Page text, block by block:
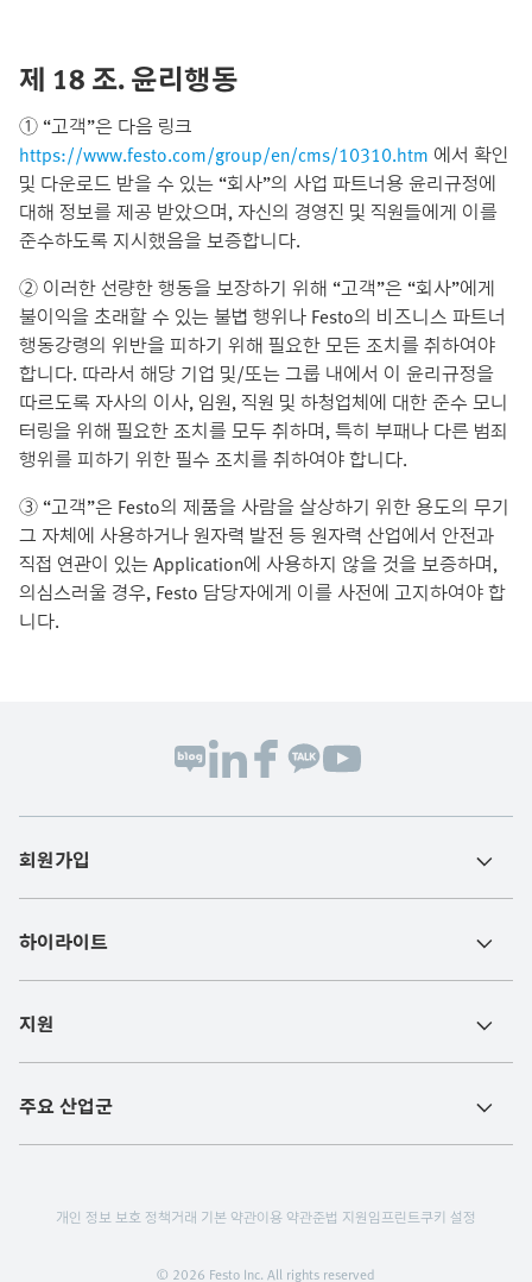
제 18 조. 윤리행동
① “고객”은 다음 링크
https://www.festo.com/group/en/cms/10310.htm 에서 확인
및 다운로드 받을 수 있는 “회사”의 사업 파트너용 윤리규정에
대해 정보를 제공 받았으며, 자신의 경영진 및 직원들에게 이를
준수하도록 지시했음을 보증합니다.
② 이러한 선량한 행동을 보장하기 위해 “고객”은 “회사”에게
불이익을 초래할 수 있는 불법 행위나 Festo의 비즈니스 파트너
행동강령의 위반을 피하기 위해 필요한 모든 조치를 취하여야
합니다. 따라서 해당 기업 및/또는 그룹 내에서 이 윤리규정을
따르도록 자사의 이사, 임원, 직원 및 하청업체에 대한 준수 모니
터링을 위해 필요한 조치를 모두 취하며, 특히 부패나 다른 범죄
행위를 피하기 위한 필수 조치를 취하여야 합니다.
③ “고객”은 Festo의 제품을 사람을 살상하기 위한 용도의 무기
그 자체에 사용하거나 원자력 발전 등 원자력 산업에서 안전과
직접 연관이 있는 Application에 사용하지 않을 것을 보증하며,
의심스러울 경우, Festo 담당자에게 이를 사전에 고지하여야 합
니다.
회원가입
하이라이트
지원
주요 산업군
© 2026 Festo Inc. All rights reserved
개인 정보 보호 정책거래 기본 약관이용 약관준법 지원임프린트쿠키 설정